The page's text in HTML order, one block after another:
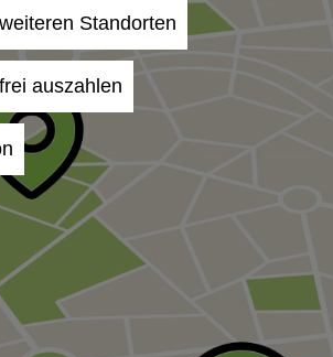
Standorten
auszahlen